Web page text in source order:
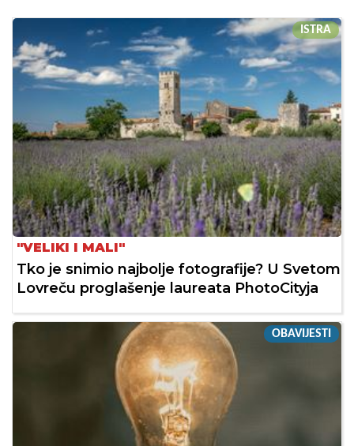
ISTRA
"VELIKI I MALI"
Tko je snimio najbolje fotografije? U Svetom
Lovreču proglašenje laureata PhotoCityja
OBAVIJESTI